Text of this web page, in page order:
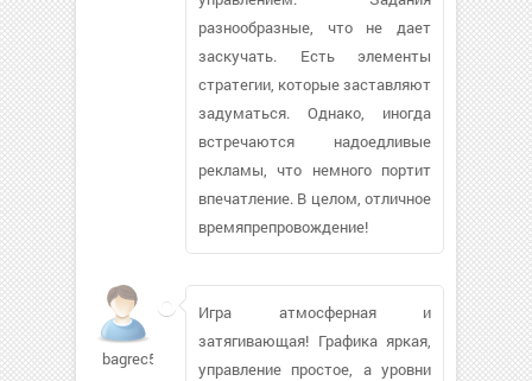
разнообразные, что не дает
заскучать. Есть элементы
стратегии, которые заставляют
задуматься. Однако, иногда
встречаются надоедливые
рекламы, что немного портит
впечатление. В целом, отличное
времяпрепровождение!
bagrec563
Игра атмосферная и
затягивающая! Графика яркая,
управление простое, а уровни